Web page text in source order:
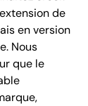
de
en version
Nous
que le